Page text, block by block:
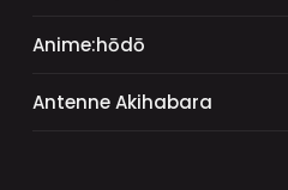
Anime:hōdō
Antenne Akihabara